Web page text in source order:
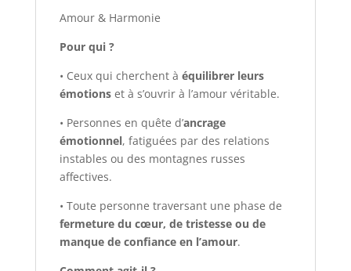
Amour & Harmonie
Pour qui ?
• Ceux qui cherchent à équilibrer leurs
émotionset à s’ouvrir à l’amour véritable.
• Personnes en quête d’ancrage
émotionnel, fatiguées par des relations
instables ou des montagnes russes
affectives.
• Toute personne traversant une phase de
fermeture du cœur, de tristesse ou de
manque de confiance en l’amour.